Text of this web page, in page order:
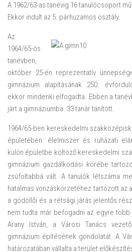
A 1962/63-as tanévig 16 tanulócsoport
Ekkor indult az 5. párhuzamos osztály.
Az
1964/65-ös
tanévben,
október 25-én reprezentatív
gimnázium alapításának 250.
ekkor mindenki elfogadta. Ebben a
járt a gimnáziumba. 33 tanár tanított.
1964/65-ben kereskedelmi
épületében: élelmiszer és ruházati
külön épületbe költöző kereskedelmi
gimnázium gazdálkodási körébe
zsúfoltabbá vált. A tanulók létszáma
hatalmas vonzáskörzetéhez tartozott az
a gödöllői és a rétsági járás jelentős
nem tudta már befogadni az egyre
Arany István, a Városi Tanács
gimnázium építésének gondolatát. A
határozatában vállalta a terület